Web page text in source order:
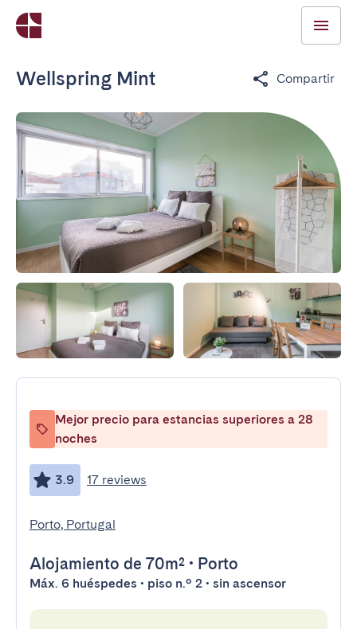
Wellspring Mint Compartir
Mejor precio para estancias superiores a 28
noches
3.9 17 reviews
Porto, Portugal
Alojamiento de 70m² • Porto
Máx. 6 huéspedes • piso n.º 2 • sin ascensor